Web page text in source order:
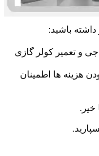
باشید:
و تعمیر کولر گازی
هزینه ها اطمینان
خیر.